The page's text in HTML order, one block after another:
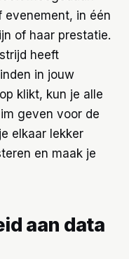
evenement, in één
of haar prestatie.
heeft
in jouw
klikt, kun je alle
geven voor de
elkaar lekker
en maak je
aan data